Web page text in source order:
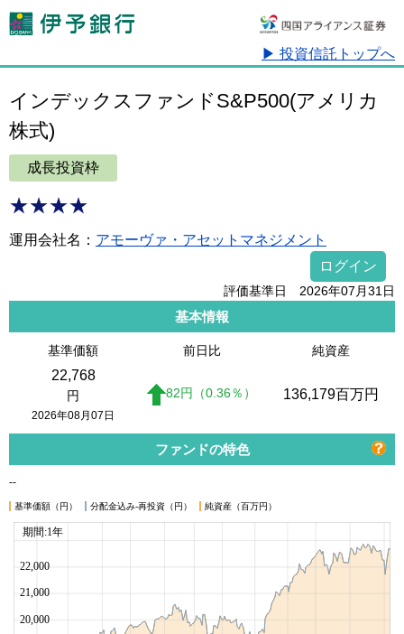
▶ 投資信託トップへ
インデックスファンドS&P500(アメリカ
株式)
成長投資枠
★★★★
運用会社名： アモーヴァ・アセットマネジメント
ログイン
評価基準日 2026年07月31日
基本情報
基準価額 前日比 純資産
22,768
円
2026年08月07日
82円 （0.36％ ） 136,179百万円
ファンドの特色
--
基準価額（円） 分配金込み-再投資（円） 純資産（百万円）